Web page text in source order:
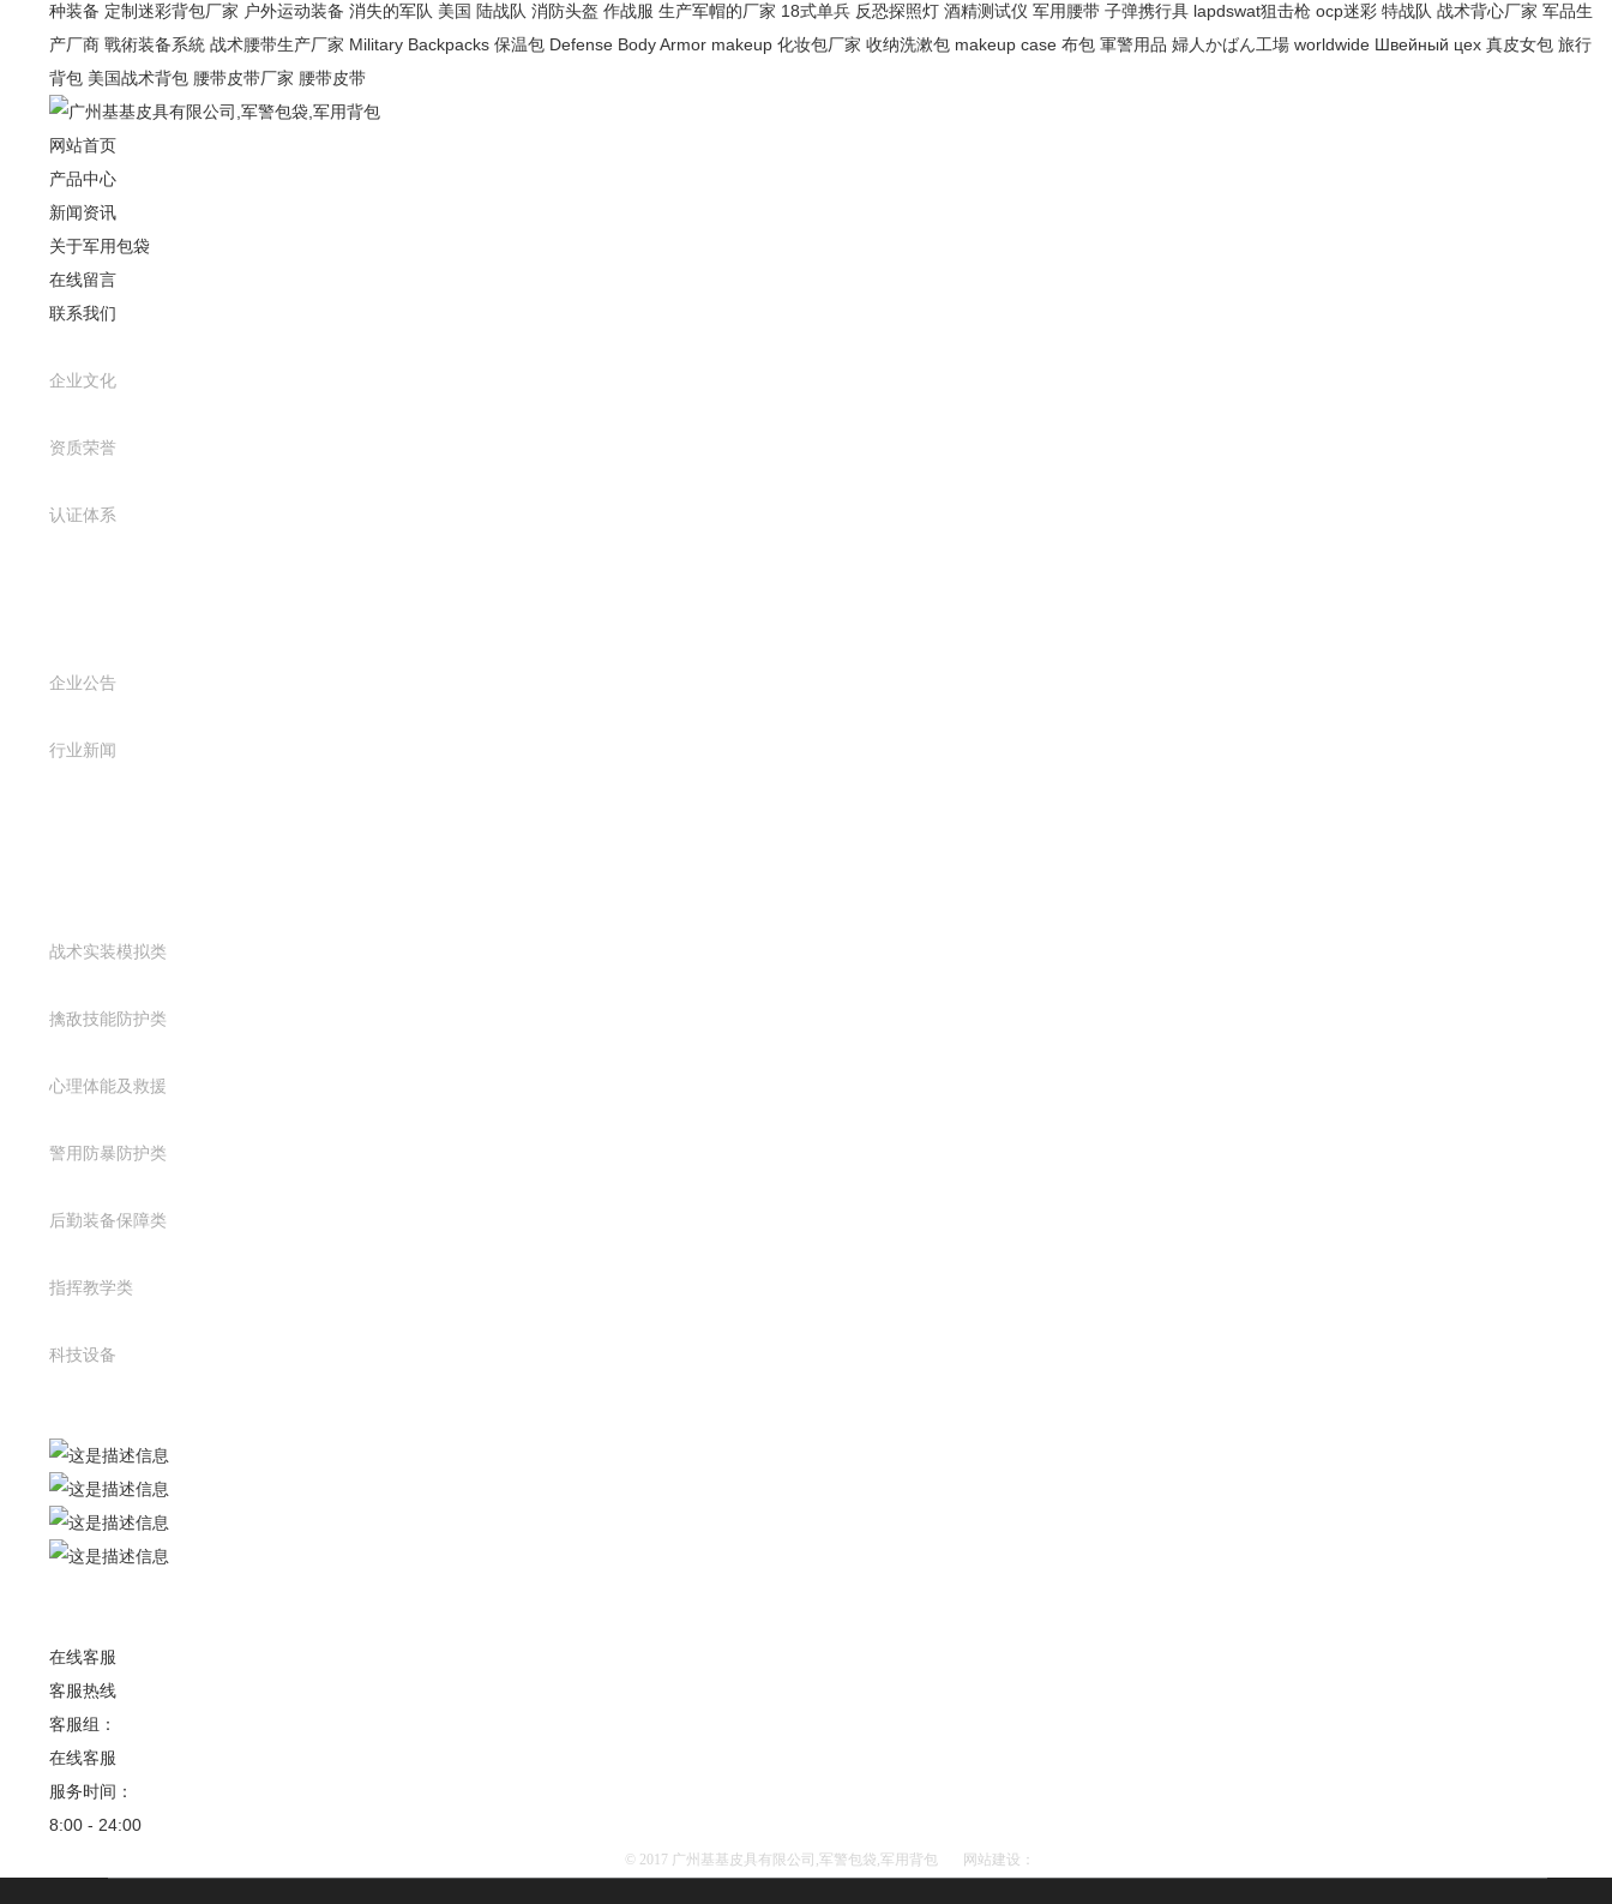
种装备 定制迷彩背包厂家 户外运动装备 消失的军队 美国 陆战队 消防头盔 作战服 生产军帽的厂家 18式单兵 反恐探照灯 酒精测试仪 军用腰带 子弹携行具 lapdswat狙击枪 ocp迷彩 特战队 战术背心厂家 军品生
产厂商 戰術装备系統 战术腰带生产厂家 Military Backpacks 保温包 Defense Body Armor makeup 化妆包厂家 收纳洗漱包 makeup case 布包 軍警用品 婦人かばん工場 worldwide Швейный цех 真皮女包 旅行
背包 美国战术背包 腰带皮带厂家 腰带皮带
网站首页
产品中心
新闻资讯
关于军用包袋
在线留言
联系我们
企业文化
资质荣誉
认证体系
企业公告
行业新闻
战术实装模拟类
擒敌技能防护类
心理体能及救援
警用防暴防护类
后勤装备保障类
指挥教学类
科技设备
在线客服
客服热线
客服组：
在线客服
服务时间：
8:00 - 24:00
© 2017 广州基基皮具有限公司,军警包袋,军用背包 网站建设：